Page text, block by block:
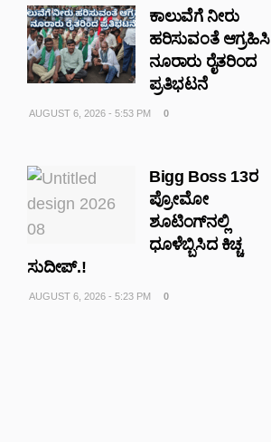
ಕಾಲುವೆಗೆ ನೀರು
ಹರಿಸುವಂತೆ ಆಗ್ರಹಿಸಿ
ನೂರಾರು ರೈತರಿಂದ
ಪ್ರತಿಭಟನೆ
AUGUST 6, 2026 - 5:53 PM 0
Bigg Boss 13ರ
ಪ್ರೋಮೋ
ಶೂಟಿಂಗ್‌ನಲ್ಲಿ
ಧೂಳೆಬ್ಬಿಸಿದ ಕಿಚ್ಚ
ಸುದೀಪ್.!
AUGUST 6, 2026 - 5:23 PM 0